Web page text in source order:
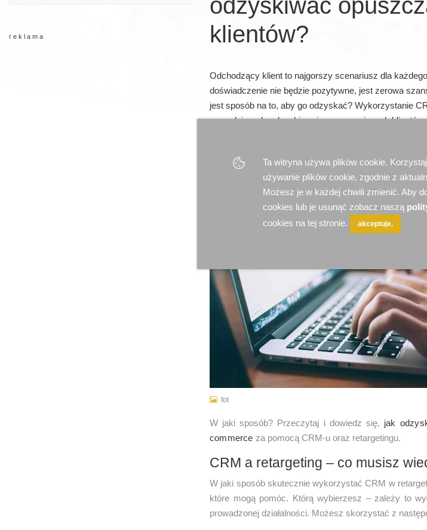
r e k l a m a
odzyskiwać
klientów?
Odchodzący klient to najgorszy scenariusz dla
doświadczenie nie będzie pozytywne, jest zerowa
jest sposób na to, aby go odzyskać? Wykorzystanie
narzędziem do odzyskiwania opuszczających klientów.
fot
W jaki sposób? Przeczytaj i dowiedz się, jak
commerce za pomocą CRM-u oraz retargetingu.
CRM a retargeting – co musisz
W jaki sposób skutecznie wykorzystać CRM w
które mogą pomóc. Którą wybierzesz – zależy to
prowadzonej działalności. Możesz skorzystać z
Ta witryna używa plików cookie.
używanie plików cookie, zgodnie z
Możesz je w każdej chwili zmienić. Aby
cookies lub je usunąć zobacz naszą
cookies na tej stronie.
akceptuje.